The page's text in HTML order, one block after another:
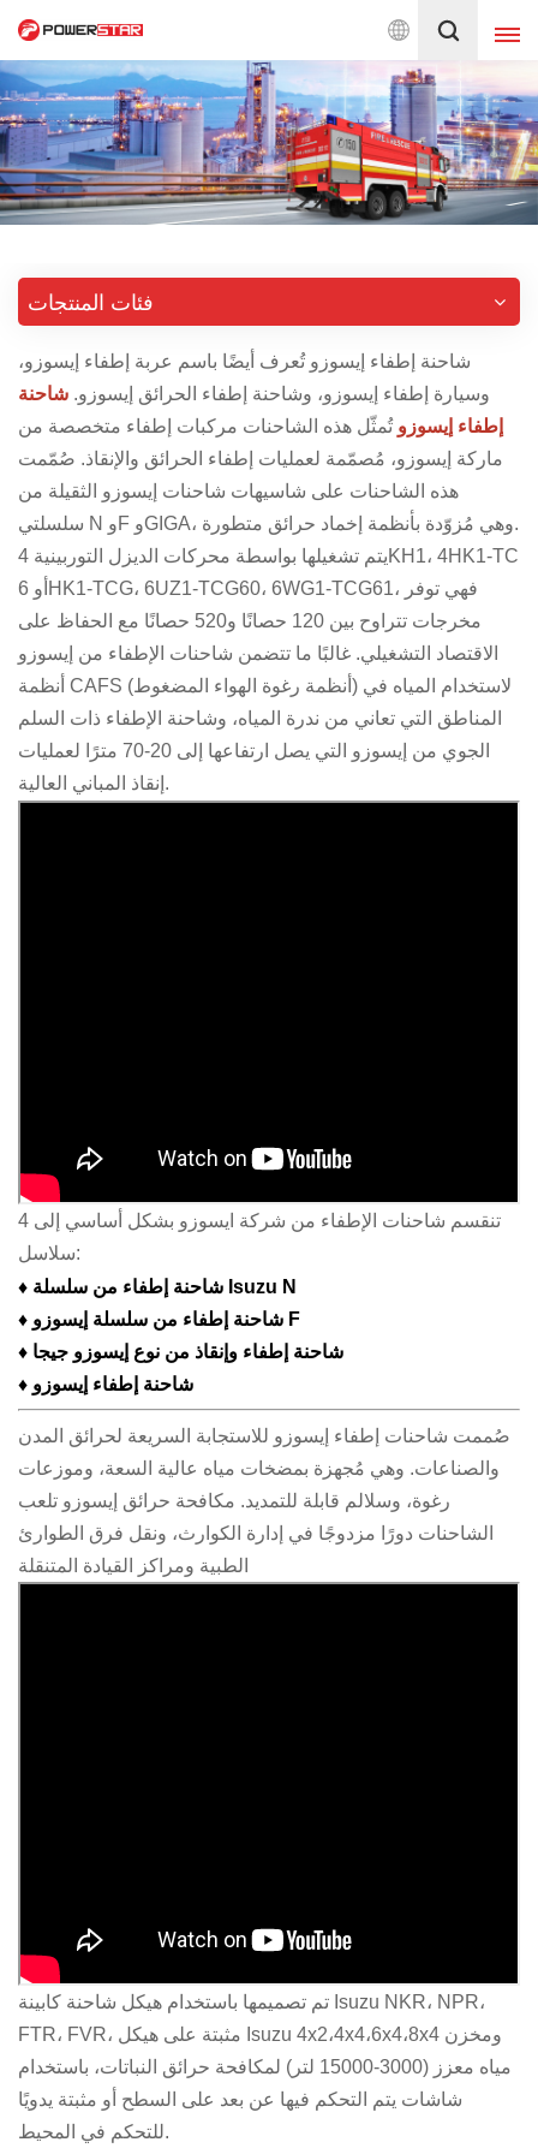
on fire trucks design & Production. Powerstar Trucks,
العربية
English français
Deutsch русский
العربية 日本語
한국의 Türkçe
Melayu ไทย
Tiếng Việt Indonesia
中文 қазақ
Filipino မြန်မာ
српски
فئات المنتجات
شاحنة إطفاء إيسوزو تُعرف أيضًا باسم عربة إطفاء إيسوزو،
وسيارة إطفاء إيسوزو، وشاحنة إطفاء الحرائق إيسوزو. شاحنة
إطفاء إيسوزوتُمثّل هذه الشاحنات مركبات إطفاء متخصصة من
ماركة إيسوزو، مُصمّمة لعمليات إطفاء الحرائق والإنقاذ. صُمّمت
هذه الشاحنات على شاسيهات شاحنات إيسوزو الثقيلة من
سلسلتي N وF وGIGA، وهي مُزوّدة بأنظمة إخماد حرائق متطورة.
يتم تشغيلها بواسطة محركات الديزل التوربينية 4KH1، 4HK1-TC
أو 6HK1-TCG، 6UZ1-TCG60، 6WG1-TCG61، فهي توفر
مخرجات تتراوح بين 120 حصانًا و520 حصانًا مع الحفاظ على
الاقتصاد التشغيلي. غالبًا ما تتضمن شاحنات الإطفاء من إيسوزو
أنظمة CAFS (أنظمة رغوة الهواء المضغوط) لاستخدام المياه في
المناطق التي تعاني من ندرة المياه، وشاحنة الإطفاء ذات السلم
الجوي من إيسوزو التي يصل ارتفاعها إلى 20-70 مترًا لعمليات
إنقاذ المباني العالية.
تنقسم شاحنات الإطفاء من شركة ايسوزو بشكل أساسي إلى 4
سلاسل:
♦ شاحنة إطفاء من سلسلة Isuzu N
♦
شاحنة إطفاء من سلسلة إيسوزو F
♦ شاحنة إطفاء وإنقاذ من نوع إيسوزو جيجا
♦ شاحنة إطفاء إيسوزو
صُممت شاحنات إطفاء إيسوزو للاستجابة السريعة لحرائق المدن
والصناعات. وهي مُجهزة بمضخات مياه عالية السعة، وموزعات
رغوة، وسلالم قابلة للتمديد. مكافحة حرائق إيسوزو تلعب
الشاحنات دورًا مزدوجًا في إدارة الكوارث، ونقل فرق الطوارئ
الطبية ومراكز القيادة المتنقلة
تم تصميمها باستخدام هيكل شاحنة كابينة Isuzu NKR، NPR،
FTR، FVR، مثبتة على هيكل Isuzu 4x2،4x4،6x4،8x4 ومخزن
مياه معزز (3000-15000 لتر) لمكافحة حرائق النباتات، باستخدام
شاشات يتم التحكم فيها عن بعد على السطح أو مثبتة يدويًا
للتحكم في المحيط.